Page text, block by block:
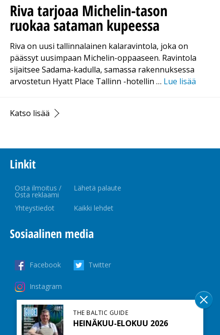
Riva tarjoaa Michelin-tason
ruokaa sataman kupeessa
Riva on uusi tallinnalainen kalaravintola, joka on
päässyt uusimpaan Michelin-oppaaseen. Ravintola
sijaitsee Sadama-kadulla, samassa rakennuksessa
arvostetun Hyatt Place Tallinn -hotellin … Lue lisää
Katso lisää
THE BALTIC GUIDE
HEINÄKUU-ELOKUU 2026
Linkit
Osta ilmoitus /
Osta reklaami
Lähetä palaute
Yhteystiedot Kaikki lehdet
Sosiaalinen media
Facebook Twitter
Instagram